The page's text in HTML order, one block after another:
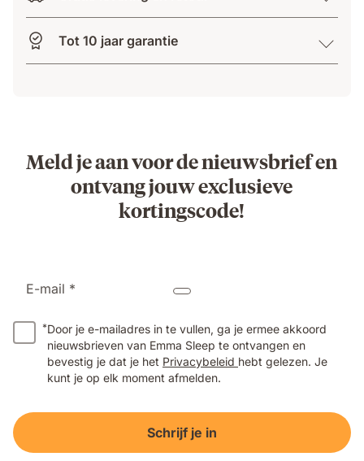
Tot 10 jaar garantie
Meld je aan voor de nieuwsbrief en
ontvang jouw exclusieve
kortingscode!
E-mail *
*Door je e-mailadres in te vullen, ga je ermee akkoord
nieuwsbrieven van Emma Sleep te ontvangen en
bevestig je dat je het Privacybeleid hebt gelezen. Je
kunt je op elk moment afmelden.
Schrijf je in